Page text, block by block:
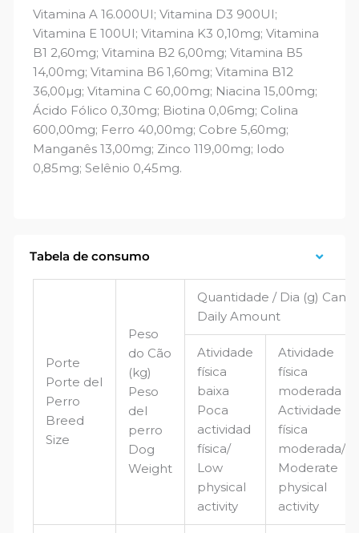
Vitamina A 16.000UI; Vitamina D3 900UI;
Vitamina E 100UI; Vitamina K3 0,10mg; Vitamina
B1 2,60mg; Vitamina B2 6,00mg; Vitamina B5
14,00mg; Vitamina B6 1,60mg; Vitamina B12
36,00µg; Vitamina C 60,00mg; Niacina 15,00mg;
Ácido Fólico 0,30mg; Biotina 0,06mg; Colina
600,00mg; Ferro 40,00mg; Cobre 5,60mg;
Manganês 13,00mg; Zinco 119,00mg; Iodo
0,85mg; Selênio 0,45mg.
Tabela de consumo
Porte
Porte del
Perro
Breed
Size
Peso
do Cão
(kg)
Peso
del
perro
Dog
Weight
Quantidade / Dia (g)
Daily Amount
Atividade
física
baixa
Poca
actividad
física/
Low
physical
activity
Atividade
física
moderada
Actividade
física
moderada/
Moderate
physical
activity